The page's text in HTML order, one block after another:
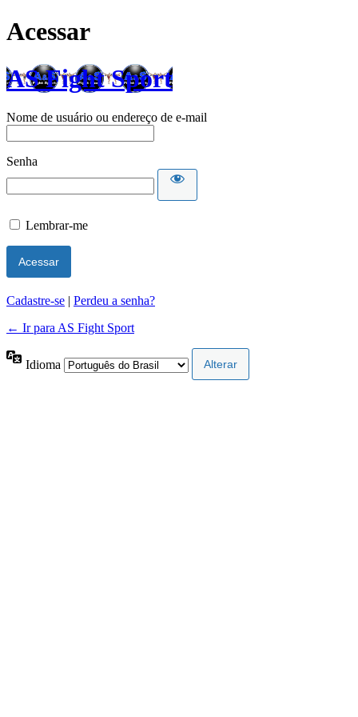
Acessar
AS Fight Sport
Nome de usuário ou endereço de e-mail
Senha
Lembrar-me
Cadastre-se | Perdeu a senha?
← Ir para AS Fight Sport
Idioma